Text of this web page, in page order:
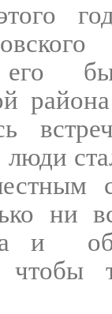
ни
и
чтобы